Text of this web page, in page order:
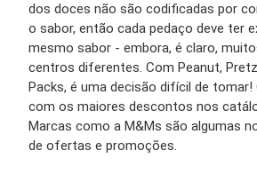
dos doces não são codificadas por
o sabor, então cada pedaço deve ter
mesmo sabor - embora, é claro,
centros diferentes. Com Peanut,
Packs, é uma decisão difícil de
com os maiores descontos nos
Marcas como a M&Ms são algumas
de ofertas e promoções.